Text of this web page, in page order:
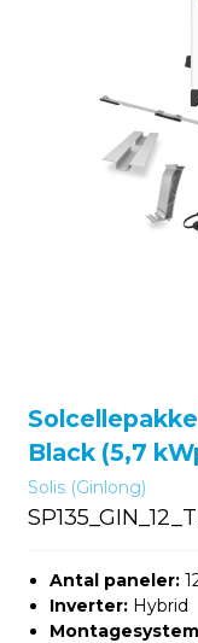
Black (5,7
Solis (Ginlong)
Antal paneler:
Inverter:Hybrid